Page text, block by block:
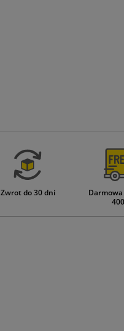
Zwrot do 30 dni